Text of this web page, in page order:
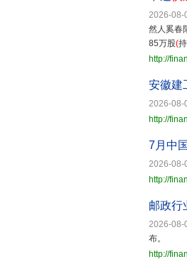
2026-08-
然人奚春
85万股(
http://
安徽建
2026-08-
http://
7月中
2026-08-
http://
邮政行
2026-08-
布。
http://